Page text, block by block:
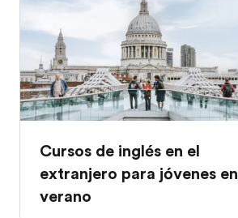
Cursos de inglés en el
extranjero para jóvenes en
verano